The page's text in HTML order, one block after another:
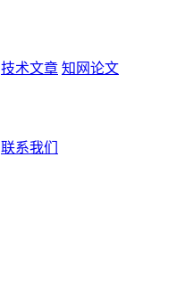
技术文章 知网论文
联系我们